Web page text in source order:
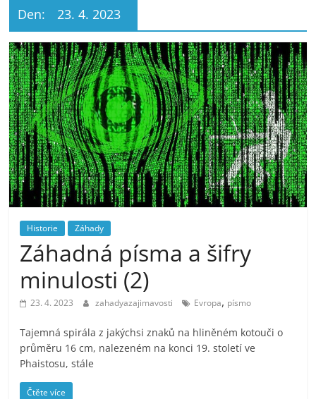
Den: 23. 4. 2023
Historie Záhady
Záhadná písma a šifry
minulosti (2)
23. 4. 2023 zahadyazajimavosti Evropa, písmo
Tajemná spirála z jakýchsi znaků na hliněném kotouči o
průměru 16 cm, nalezeném na konci 19. století ve
Phaistosu, stále
Čtěte více